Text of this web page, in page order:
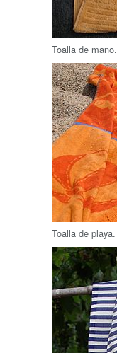
Toalla de mano.
Toalla de playa.